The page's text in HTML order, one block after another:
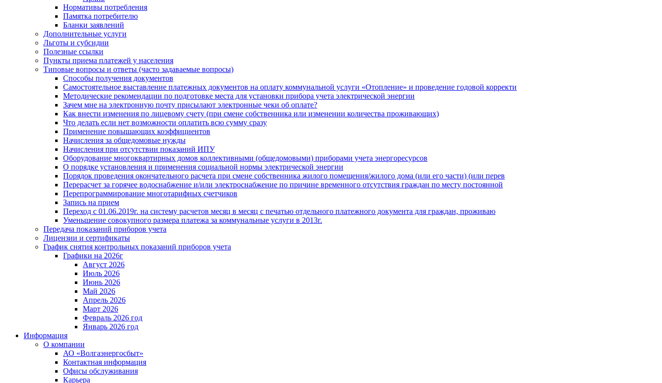
Нормативы потребления
Памятка потребителю
Бланки заявлений
Дополнительные услуги
Льготы и субсидии
Полезные ссылки
Пункты приема платежей у населения
Типовые вопросы и ответы (часто задаваемые вопросы)
Способы получения документов
Самостоятельное выставление платежных документов на оплату коммунальной услуги «Отопление» и проведение годовой корректи
Методические рекомендации по подготовке места для установки прибора учета электрической энергии
Зачем мне на электронную почту присылают электронные чеки об оплате?
Как внести изменения по лицевому счету (при смене собственника или изменении количества проживающих)
Что делать если нет возможности оплатить всю сумму сразу
Применение повышающих коэффициентов
Начисления за общедомовые нужды
Начисления при отсутствии показаний ИПУ
Оборудование многоквартирных домов коллективными (общедомовыми) приборами учета энергоресурсов
О порядке установления и применения социальной нормы электрической энергии
Порядок проведения окончательного расчета при смене собственника жилого помещения/жилого дома (или его части) (или перев
Перерасчет за горячее водоснабжение и/или электроснабжение по причине временного отсутствия граждан по месту постоянной
Перепрограммирование многотарифных счетчиков
Запись на прием
Переход с 01.06.2019г. на систему расчетов месяц в месяц с печатью отдельного платежного документа для граждан, проживаю
Уменьшение совокупного размера платежа за коммунальные услуги в 2013г.
Передача показаний приборов учета
Лицензии и сертификаты
График снятия контрольных показаний приборов учета
Графики на 2026г
Август 2026
Июль 2026
Июнь 2026
Май 2026
Апрель 2026
Март 2026
Февраль 2026 год
Январь 2026 год
Информация
О компании
АО «Волгаэнергосбыт»
Контактная информация
Офисы обслуживания
Карьера